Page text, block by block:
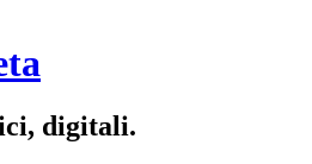
digitali.